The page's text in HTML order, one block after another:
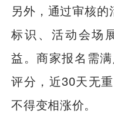
另外，通过审核
标识、活动会场
益。商家报名需
评分，近30天无
不得变相涨价。